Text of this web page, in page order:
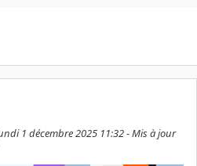
1 décembre 2025 11:32 - Mis à jour